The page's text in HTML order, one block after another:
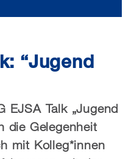
“Jugend
EJSA Talk „Jugend
die Gelegenheit
mit Kolleg*innen